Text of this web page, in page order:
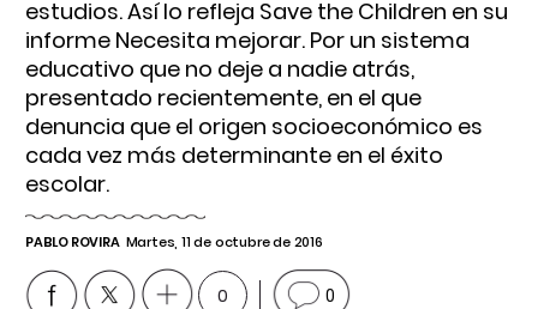
estudios. Así lo refleja Save the Children en su
informe Necesita mejorar. Por un sistema
educativo que no deje a nadie atrás,
presentado recientemente, en el que
denuncia que el origen socioeconómico es
cada vez más determinante en el éxito
escolar.
PABLO ROVIRA Martes, 11 de octubre de 2016
0 0